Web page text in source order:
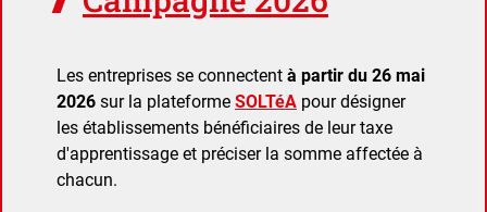
Les entreprises se connectent à partir du 26 mai
2026 sur la plateforme SOLTéA pour désigner
les établissements bénéficiaires de leur taxe
d'apprentissage et préciser la somme affectée à
chacun.